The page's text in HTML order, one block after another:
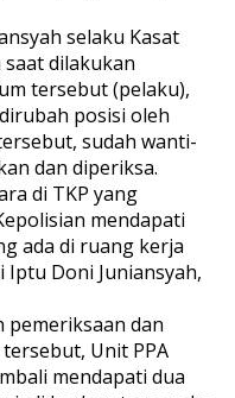
selaku Kasat
saat dilakukan
tersebut (pelaku),
posisi oleh
sudah wanti-
dan diperiksa.
di TKP yang
mendapati
ada di ruang kerja
Doni Juniansyah,
pemeriksaan dan
Unit PPA
mendapati dua